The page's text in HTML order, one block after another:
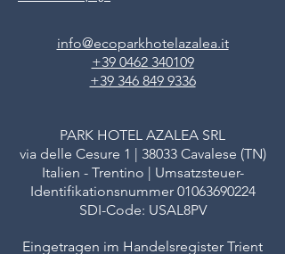
info@ecoparkhotelazalea.it
+39 0462 340109
+39 346 849 9336
PARK HOTEL AZALEA SRL
via delle Cesure 1 | 38033 Cavalese (TN)
Italien - Trentino | Umsatzsteuer-
Identifikationsnummer 01063690224
SDI-Code: USAL8PV
Eingetragen im Handelsregister Trient